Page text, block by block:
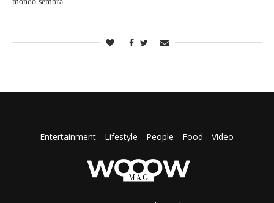
Entertainment Lifestyle People Food Video